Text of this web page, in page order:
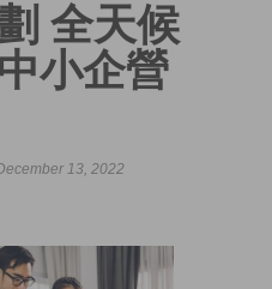
全天候
小企營
13, 2022